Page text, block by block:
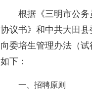
根据《三明市公务
协议书》和中共大田
向委培生管理办法（试
如下：
一、招聘原则